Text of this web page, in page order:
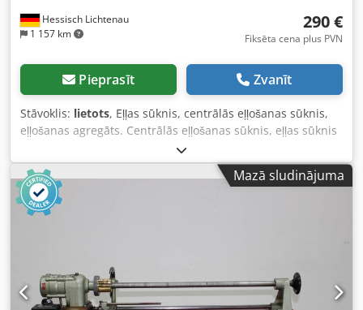
Hessisch Lichtenau
1 157 km
290 €
Fiksēta cena plus PVN
Pieprasīt Zvanīt
Stāvoklis: lietots, Eļļas sūknis, centrālās eļļošanas sūknis,
eļļošanas agregāts. Centrālās eļļošanas sūknis, eļļas sūknis
centrālajai eļļošanai, hidrauliskais sūknis, eļļas centrālās
eļļošanas sūknis. Ražotājs: BEKA Schmiertechnik / Baier &
Köppel, Pegnitz. Tips: E-812 / ES0,5. Ražošanas gads:
apmēram 1990. Jauda: 0,4 l/min. Darba spiediens: 15 bāri.
Tvertnes tilpums: apmēram 3 litri. Motora jauda: 0,09 kW.
Aicja Izmēri (garums x platums x augstums): 280 x 150 x
380 mm. Svars: 8,5 kg. Labs stāvoklis. Pieejami 2 gabali.
Cena norādīta par vienu gabalu.
Mazā sludinājuma